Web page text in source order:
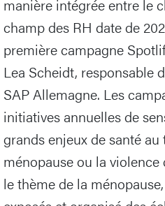
manière intégrée entre le
champ des RH date de
première campagne
Lea Scheidt, responsable
SAP Allemagne. Les
initiatives annuelles de
grands enjeux de santé
ménopause ou la
le thème de la